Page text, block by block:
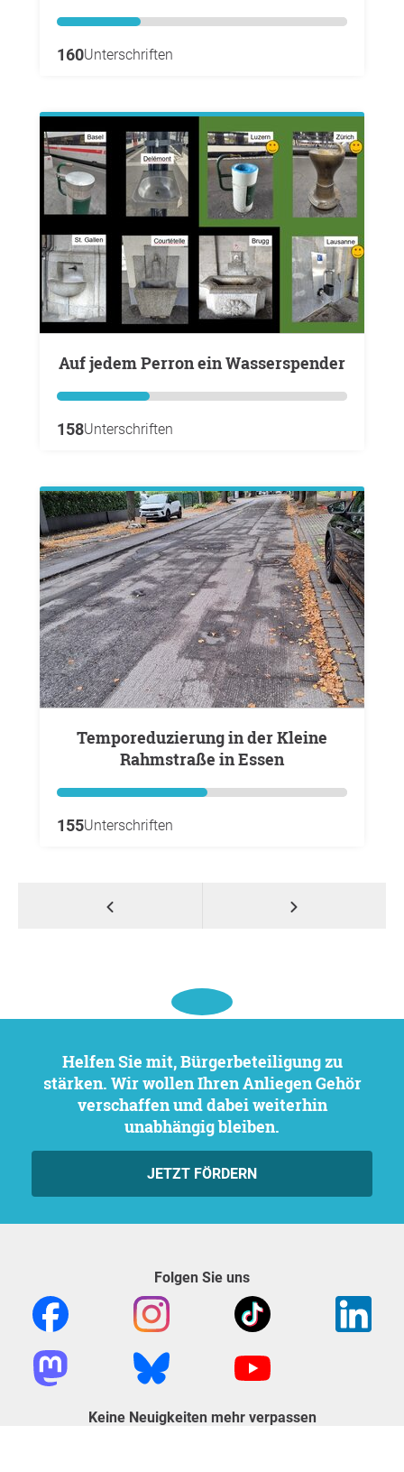
160Unterschriften
Auf jedem Perron ein Wasserspender
158Unterschriften
Temporeduzierung in der Kleine
Rahmstraße in Essen
155Unterschriften
Helfen Sie mit, Bürgerbeteiligung zu
stärken. Wir wollen Ihren Anliegen Gehör
verschaffen und dabei weiterhin
unabhängig bleiben.
JETZT FÖRDERN
Folgen Sie uns
Keine Neuigkeiten mehr verpassen